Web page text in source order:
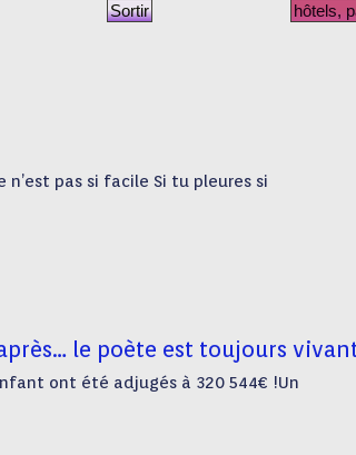
Sortir hôtels,
pas si facile Si tu pleures si
le poète est toujours
ont été adjugés à 320 544€ !Un